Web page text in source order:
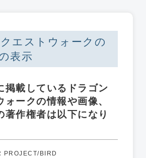
エストウォークの
表示
掲載しているドラゴン
ォークの情報や画像、
著作権者は以下になり
PROJECT/BIRD